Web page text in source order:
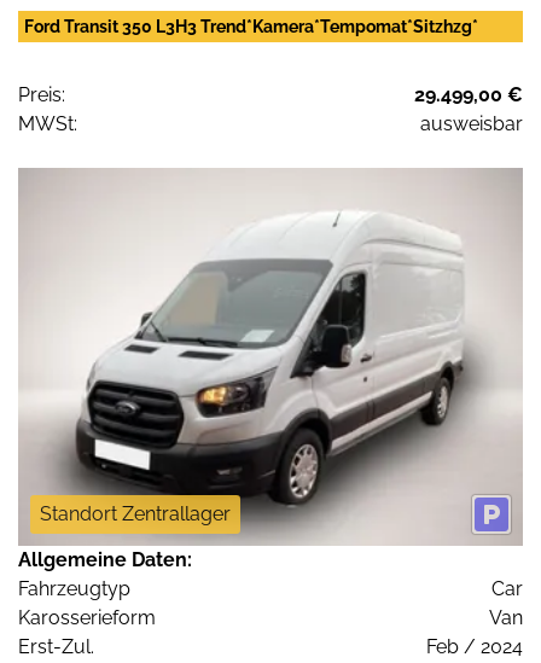
Ford Transit 350 L3H3 Trend*Kamera*Tempomat*Sitzhzg*
Preis:
29.499,00 €
MWSt:
ausweisbar
Standort Zentrallager
Allgemeine Daten:
Fahrzeugtyp
Car
Karosserieform
Van
Erst-Zul.
Feb / 2024